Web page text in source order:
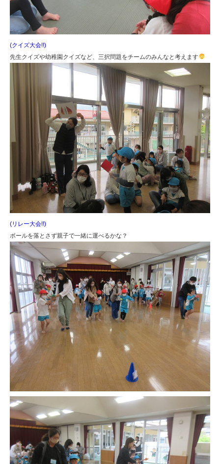
(クイズ大会!!)
先生クイズや幼稚園クイズなど、三択問題をチームのみんなと考えます
(リレー大会!!)
ボールを落とさず親子で一緒に運べるかな？